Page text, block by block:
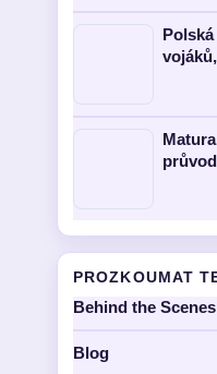
PROZKOUMAT
Behind the Scenes
Blog